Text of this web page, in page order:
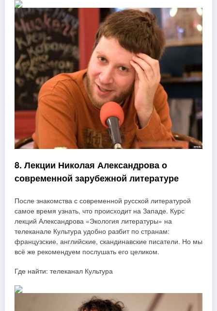
8. Лекции Николая Александрова о
современной зарубежной литературе
После знакомства с современной русской литературой
самое время узнать, что происходит на Западе. Курс
лекций Александрова «Экология литературы» на
телеканале Культура удобно разбит по странам:
французские, английские, скандинавские писатели. Но мы
всё же рекомендуем послушать его целиком.
Где найти: телеканал Культура